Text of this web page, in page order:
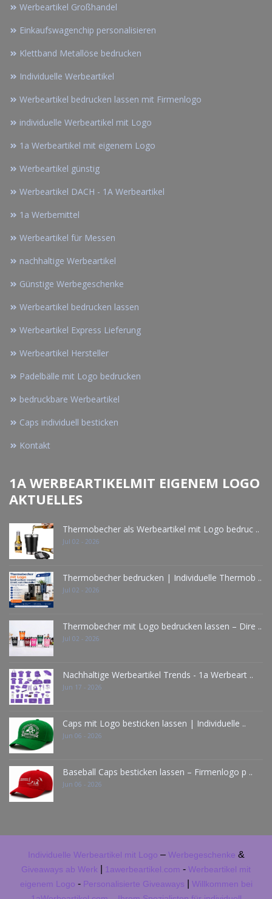
Werbeartikel Großhandel
Einkaufswagenchip personalisieren
Klettband Metallöse bedrucken
Individuelle Werbeartikel
Werbeartikel bedrucken lassen mit Firmenlogo
individuelle Werbeartikel mit Logo
1a Werbeartikel mit eigenem Logo
Werbeartikel günstig
Werbeartikel DACH - 1A Werbeartikel
1a Werbemittel
Werbeartikel für Messen
nachhaltige Werbeartikel
Günstige Werbegeschenke
Werbeartikel bedrucken lassen
Werbeartikel Express Lieferung
Werbeartikel Hersteller
Padelbälle mit Logo bedrucken
bedruckbare Werbeartikel
Caps individuell besticken
Kontakt
1A WERBEARTIKELMIT EIGENEM LOGO
AKTUELLES
Thermobecher als Werbeartikel mit Logo bedruc ..
Jul 02 - 2026
Thermobecher bedrucken | Individuelle Thermob ..
Jul 02 - 2026
Thermobecher mit Logo bedrucken lassen – Dire ..
Jul 02 - 2026
Nachhaltige Werbeartikel Trends - 1a Werbeart ..
Jun 17 - 2026
Caps mit Logo besticken lassen | Individuelle ..
Jun 06 - 2026
Baseball Caps besticken lassen – Firmenlogo p ..
Jun 06 - 2026
Individuelle Werbeartikel mit Logo – Werbegeschenke &
Giveaways ab Werk 1awerbeartikel.com - Werbeartikel mit
eigenem Logo - Personalisierte Giveaways
Willkommen bei